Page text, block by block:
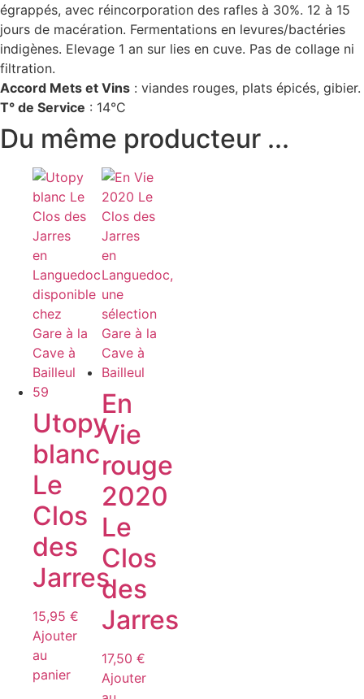
égrappés, avec réincorporation des rafles à 30%. 12 à 15
jours de macération. Fermentations en levures/bactéries
indigènes. Elevage 1 an sur lies en cuve. Pas de collage ni
filtration.
Accord Mets et Vins : viandes rouges, plats épicés, gibier.
T° de Service : 14°C
Du même producteur ...
Utopy
blanc
Le
Clos
des
Jarres
15,95 €
Ajouter
au
panier
En
Vie
rouge
2020
Le
Clos
des
Jarres
17,50 €
Ajouter